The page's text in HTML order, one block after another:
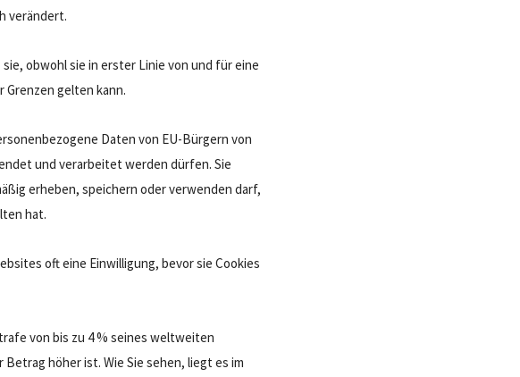
verändert.
obwohl sie in erster Linie von und für eine
gelten kann.
Daten von EU-Bürgern von
und verarbeitet werden dürfen. Sie
erheben, speichern oder verwenden darf,
hat.
oft eine Einwilligung, bevor sie Cookies
von bis zu 4 % seines weltweiten
Betrag höher ist. Wie Sie sehen, liegt es im